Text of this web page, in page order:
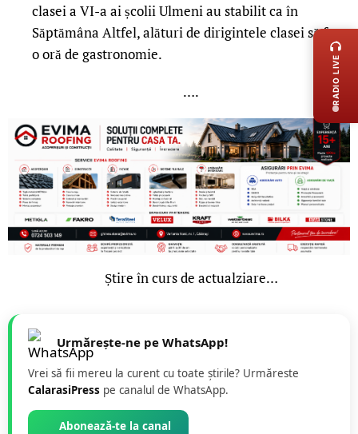
clasei a VI-a ai școlii Ulmeni au stabilit ca în
Săptămâna Altfel, alături de dirigintele clasei să facă
o oră de gastronomie.
….
Știre în curs de actualziare…
Urmărește-ne pe WhatsApp!
Vrei să fii mereu la curent cu toate știrile? Urmăreste
CalarasiPress pe canalul de WhatsApp.
Abonează-te la canal
RADIO LIVE